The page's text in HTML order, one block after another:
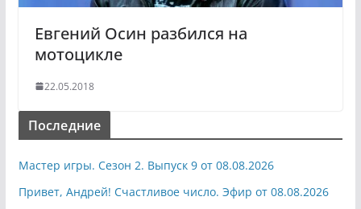
Евгений Осин разбился на
мотоцикле
22.05.2018
Последние
Мастер игры. Сезон 2. Выпуск 9 от 08.08.2026
Привет, Андрей! Счастливое число. Эфир от 08.08.2026